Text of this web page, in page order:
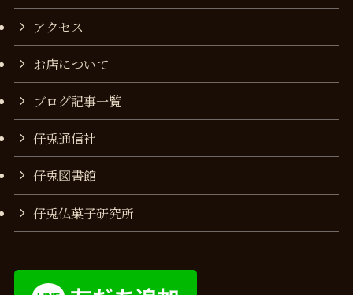
アクセス
お店について
ブログ記事一覧
仔兎通信社
仔兎図書館
仔兎仏菓子研究所